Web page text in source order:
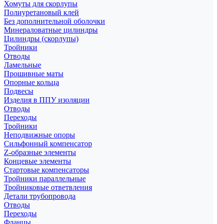
Хомуты для скорлупы
Полиуретановый клей
Без дополнительной оболочки
Минераловатные цилиндры
Цилиндры (скорлупы)
Тройники
Отводы
Ламельные
Прошивные маты
Опорные кольца
Подвесы
Изделия в ППУ изоляции
Отводы
Переходы
Тройники
Неподвижные опоры
Cильфонный компенсатор
Z-образные элементы
Концевые элементы
Стартовые компенсаторы
Тройники параллельные
Тройниковые ответвления
Детали трубопровода
Отводы
Переходы
Фланцы